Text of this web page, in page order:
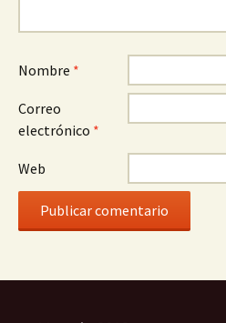
Nombre *
Correo
electrónico *
Web